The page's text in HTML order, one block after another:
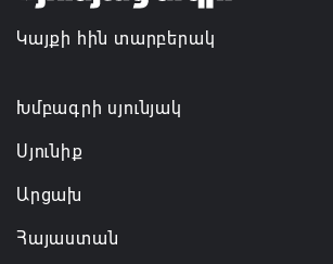
Հայաստանի մի շարք զբոսաշրջային
կլաստերների զարգացման համար
Կայքի հին տարբերակ
Խմբագրի սյունյակ
Սյունիք
Արցախ
Հայաստան